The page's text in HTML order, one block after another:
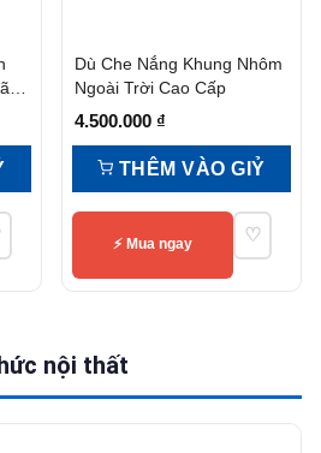
Dù Che Nắng Khung Nhôm
Ngoài Trời Cao Cấp
4.500.000 ₫
THÊM VÀO GIỶ
⚡ Mua ngay ♡
nội thất